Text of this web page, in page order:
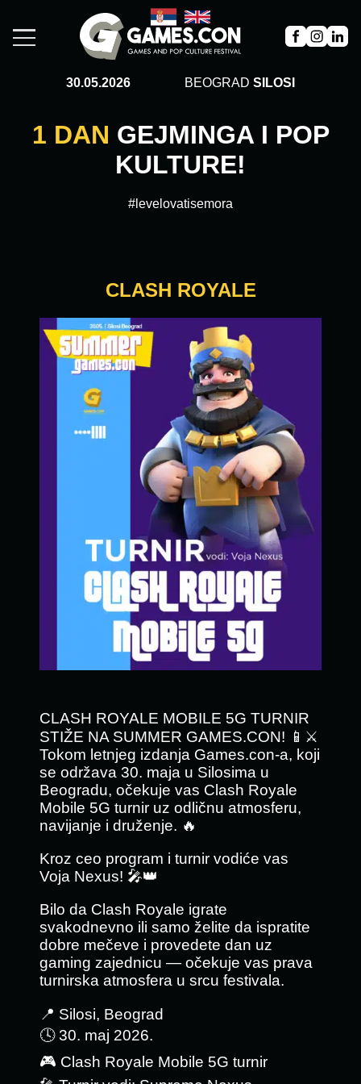
30.05.2026 BEOGRAD SILOSI
1 DAN GEJMINGA I POP
KULTURE!
#levelovatisemora
CLASH ROYALE
CLASH ROYALE MOBILE 5G TURNIR
STIŽE NA SUMMER GAMES.CON! 📱⚔️
Tokom letnjeg izdanja Games.con-a, koji
se održava 30. maja u Silosima u
Beogradu, očekuje vas Clash Royale
Mobile 5G turnir uz odličnu atmosferu,
navijanje i druženje. 🔥
Kroz ceo program i turnir vodiće vas
Voja Nexus! 🎤👑
Bilo da Clash Royale igrate
svakodnevno ili samo želite da ispratite
dobre mečeve i provedete dan uz
gaming zajednicu — očekuje vas prava
turnirska atmosfera u srcu festivala.
📍 Silosi, Beograd
🕓 30. maj 2026.
🎮 Clash Royale Mobile 5G turnir